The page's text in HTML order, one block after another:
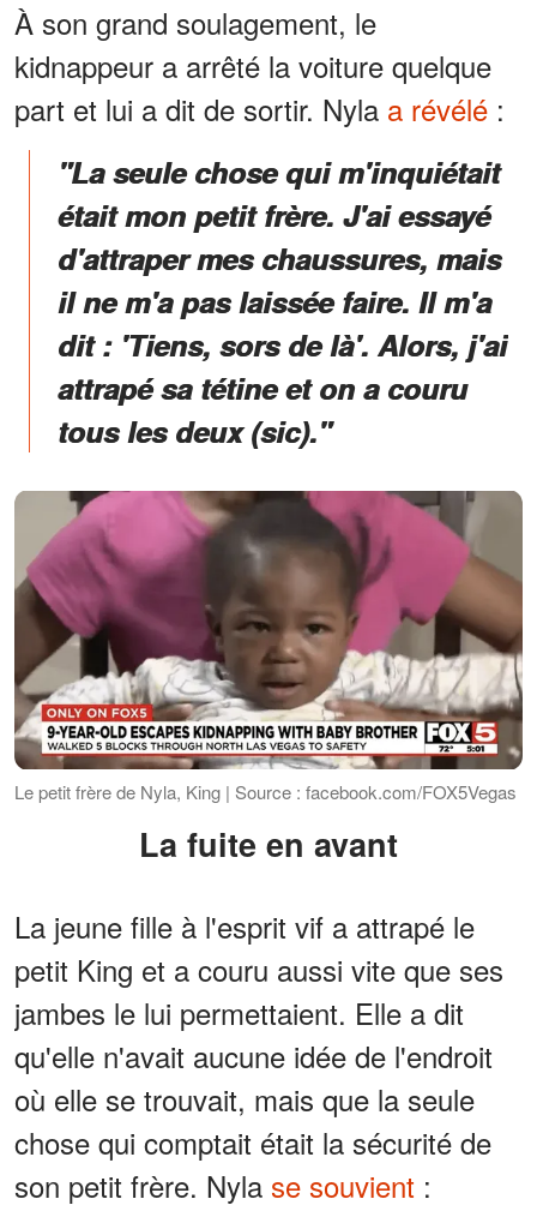
À son grand soulagement, le
kidnappeur a arrêté la voiture quelque
part et lui a dit de sortir. Nyla a révélé :
"La seule chose qui m'inquiétait
était mon petit frère. J'ai essayé
d'attraper mes chaussures, mais
il ne m'a pas laissée faire. Il m'a
dit : 'Tiens, sors de là'. Alors, j'ai
attrapé sa tétine et on a couru
tous les deux (sic)."
Le petit frère de Nyla, King | Source : facebook.com/FOX5Vegas
La fuite en avant
La jeune fille à l'esprit vif a attrapé le
petit King et a couru aussi vite que ses
jambes le lui permettaient. Elle a dit
qu'elle n'avait aucune idée de l'endroit
où elle se trouvait, mais que la seule
chose qui comptait était la sécurité de
son petit frère. Nyla se souvient :